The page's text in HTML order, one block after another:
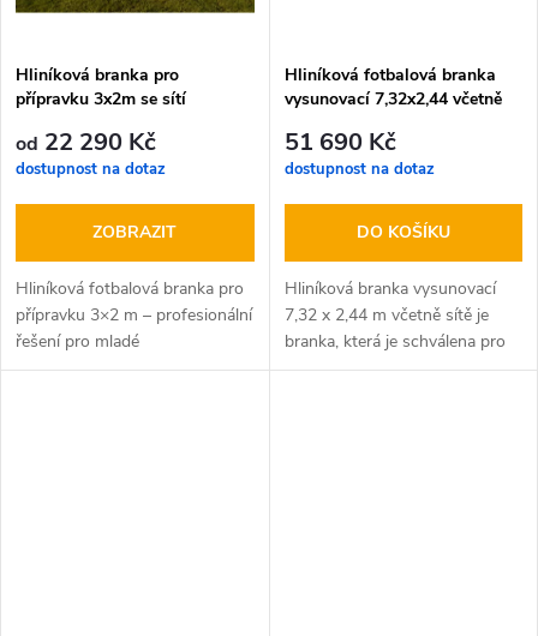
Hliníková branka pro
přípravku 3x2m se sítí
od 22 290 Kč
dostupnost na dotaz
ZOBRAZIT
Hliníková fotbalová branka pro
přípravku 3×2 m – profesionální
řešení pro mladé
talenty! Hledáte odolnou,
Hliníková fotbalová branka
vysunovací 7,32x2,44 včetně
51 690 Kč
dostupnost na dotaz
DO KOŠÍKU
Hliníková branka vysunovací
7,32 x 2,44 m včetně sítě je
branka, která je schválena pro
mistrovská utkání. Branka je